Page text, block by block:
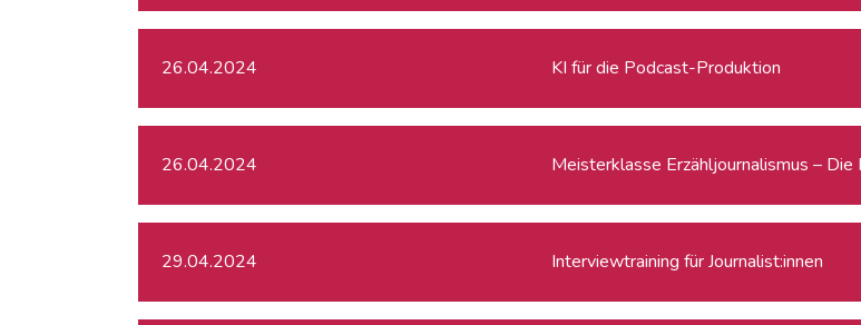
26.04.2024 KI für die Podcast-Produktion
26.04.2024 Meisterklasse Erzähljournalismus –
29.04.2024 Interviewtraining für Journalist:innen